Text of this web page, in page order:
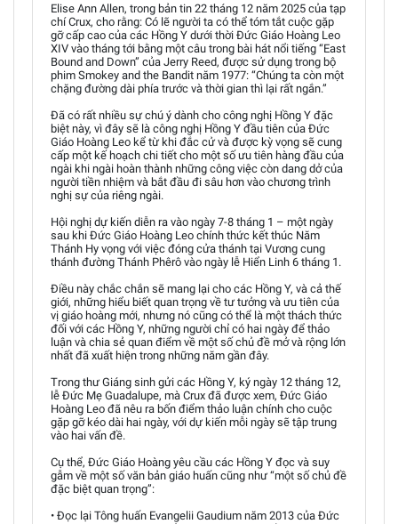
Elise Ann Allen, trong bản tin 22 tháng 12 năm 2025 của tạp
chí Crux, cho rằng: Có lẽ người ta có thể tóm tắt cuộc gặp
gỡ cấp cao của các Hồng Y dưới thời Đức Giáo Hoàng Leo
XIV vào tháng tới bằng một câu trong bài hát nổi tiếng “East
Bound and Down” của Jerry Reed, được sử dụng trong bộ
phim Smokey and the Bandit năm 1977: “Chúng ta còn một
chặng đường dài phía trước và thời gian thì lại rất ngắn.”
Đã có rất nhiều sự chú ý dành cho công nghị Hồng Y đặc
biệt này, vì đây sẽ là công nghị Hồng Y đầu tiên của Đức
Giáo Hoàng Leo kể từ khi đắc cử và được kỳ vọng sẽ cung
cấp một kế hoạch chi tiết cho một số ưu tiên hàng đầu của
ngài khi ngài hoàn thành những công việc còn dang dở của
người tiền nhiệm và bắt đầu đi sâu hơn vào chương trình
nghị sự của riêng ngài.
Hội nghị dự kiến diễn ra vào ngày 7-8 tháng 1 – một ngày
sau khi Đức Giáo Hoàng Leo chính thức kết thúc Năm
Thánh Hy vọng với việc đóng cửa thánh tại Vương cung
thánh đường Thánh Phêrô vào ngày lễ Hiển Linh 6 tháng 1.
Điều này chắc chắn sẽ mang lại cho các Hồng Y, và cả thế
giới, những hiểu biết quan trọng về tư tưởng và ưu tiên của
vị giáo hoàng mới, nhưng nó cũng có thể là một thách thức
đối với các Hồng Y, những người chỉ có hai ngày để thảo
luận và chia sẻ quan điểm về một số chủ đề mở và rộng lớn
nhất đã xuất hiện trong những năm gần đây.
Trong thư Giáng sinh gửi các Hồng Y, ký ngày 12 tháng 12,
lễ Đức Mẹ Guadalupe, mà Crux đã được xem, Đức Giáo
Hoàng Leo đã nêu ra bốn điểm thảo luận chính cho cuộc
gặp gỡ kéo dài hai ngày, với dự kiến mỗi ngày sẽ tập trung
vào hai vấn đề.
Cụ thể, Đức Giáo Hoàng yêu cầu các Hồng Y đọc và suy
gẫm về một số văn bản giáo huấn cũng như “một số chủ đề
đặc biệt quan trọng”:
• Đọc lại Tông huấn Evangelii Gaudium năm 2013 của Đức